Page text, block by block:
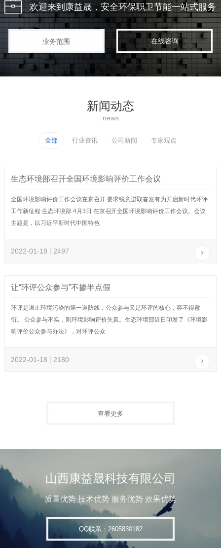
欢迎来到康益晟，安全环保职卫节能一站式服务
业务范围 在线咨询
新闻动态
news
全部 行业资讯 公司新闻 专家观点
生态环境部召开全国环境影响评价工作会议
全国环境影响评价工作会议在京召开 要求锐意进取奋发有为开启新时代环评
工作新征程 生态环境部 4月3日 在京召开全国环境影响评价工作会议。会议
主题是，以习近平新时代中国特色
2022-01-18 2497
让“环评公众参与”不掺半点假
环评是遏止环境污染的第一道防线，公众参与又是环评的核心，容不得敷
衍。 公众参与不实，则环境影响评价失真。生态环境部近日印发了《环境影
响评价公众参与办法》，对环评公众
2022-01-18 2180
查看更多
山西康益晟科技有限公司
质量优势 技术优势 服务优势 效果优势
QQ联系：2605830182